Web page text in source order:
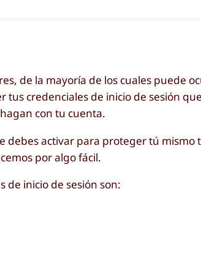
de la mayoría de los cuales puede
credenciales de inicio de sesión
con tu cuenta.
activar para proteger tú mismo
por algo fácil.
de inicio de sesión son: